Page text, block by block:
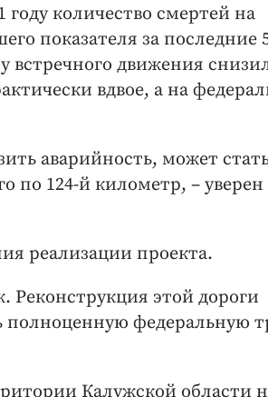
количество смертей на
показателя за последние
встречного движения
вдвое, а на
аварийность, может
по 124-й километр, – уверен
реализации проекта.
этой дороги
федеральную
Калужской области